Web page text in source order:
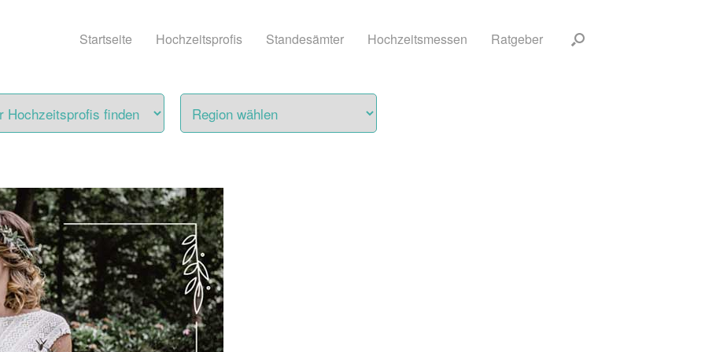
Startseite Hochzeitsprofis Standesämter Hochzeitsmessen Ratgeber